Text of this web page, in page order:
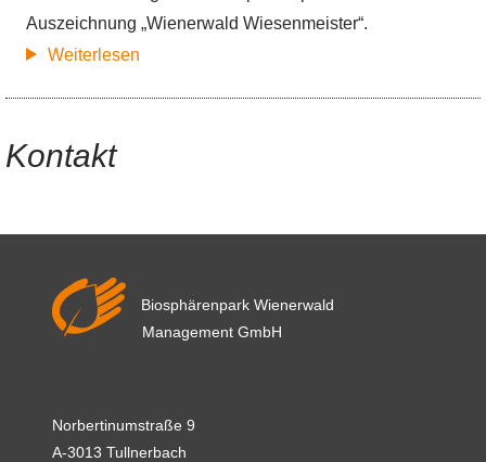
Auszeichnung „Wienerwald Wiesenmeister“.
Weiterlesen
Wienerwald
Kontakt
Biosphärenpark Wienerwald
Management GmbH
Norbertinumstraße 9
A-3013 Tullnerbach